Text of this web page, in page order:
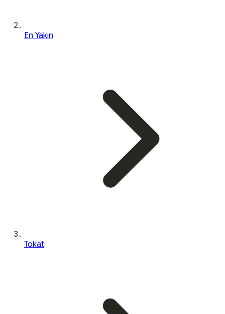
En Yakın
Tokat